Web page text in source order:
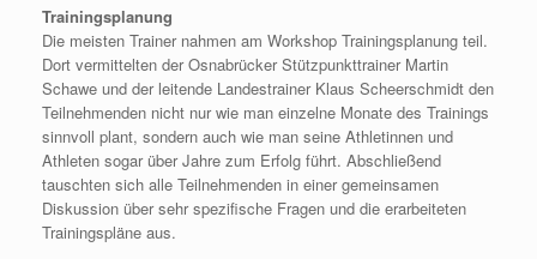
Trainingsplanung
Die meisten Trainer nahmen am Workshop Trainingsplanung teil.
Dort vermittelten der Osnabrücker Stützpunkttrainer Martin
Schawe und der leitende Landestrainer Klaus Scheerschmidt den
Teilnehmenden nicht nur wie man einzelne Monate des Trainings
sinnvoll plant, sondern auch wie man seine Athletinnen und
Athleten sogar über Jahre zum Erfolg führt. Abschließend
tauschten sich alle Teilnehmenden in einer gemeinsamen
Diskussion über sehr spezifische Fragen und die erarbeiteten
Trainingspläne aus.